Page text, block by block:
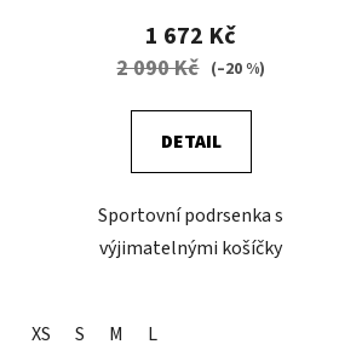
1 672 Kč
2 090 Kč (–20 %)
DETAIL
Sportovní podrsenka s
výjimatelnými košíčky
XS S M L